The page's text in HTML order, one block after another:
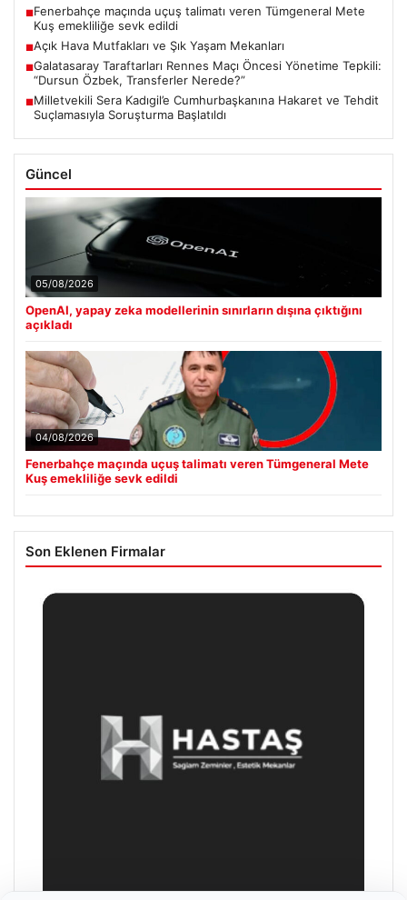
■Fenerbahçe maçında uçuş talimatı veren Tümgeneral Mete
Kuş emekliliğe sevk edildi
■Açık Hava Mutfakları ve Şık Yaşam Mekanları
■Galatasaray Taraftarları Rennes Maçı Öncesi Yönetime Tepkili:
“Dursun Özbek, Transferler Nerede?”
■Milletvekili Sera Kadıgil’e Cumhurbaşkanına Hakaret ve Tehdit
Suçlamasıyla Soruşturma Başlatıldı
Güncel
05/08/2026
OpenAI, yapay zeka modellerinin sınırların dışına çıktığını
açıkladı
04/08/2026
Fenerbahçe maçında uçuş talimatı veren Tümgeneral Mete
Kuş emekliliğe sevk edildi
Son Eklenen Firmalar